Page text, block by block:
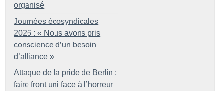
organisé
Journées écosyndicales
2026 : « Nous avons pris
conscience d’un besoin
d’alliance »
Attaque de la pride de Berlin :
faire front uni face à l’horreur